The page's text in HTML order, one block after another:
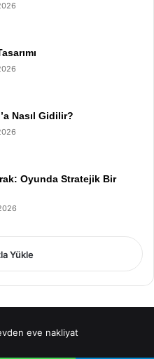
Nasıl Gidilir?
Oyunda Stratejik Bir
Yükle
eve nakliyat